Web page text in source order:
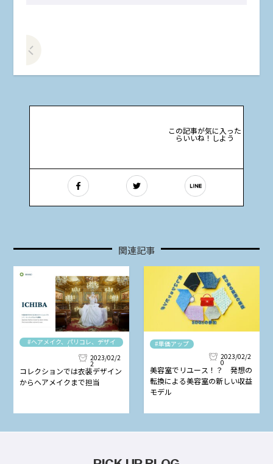
この記事が気に入った
らいいね！しよう
関連記事
#ヘアメイク、パリコレ、デザイ
ナー
2023/02/2
2
コレクションでは衣装デザイン
からヘアメイクまで担当
#単価アップ
2023/02/2
0
美容室でリユース！？ 発想の
転換による美容室の新しい収益
モデル